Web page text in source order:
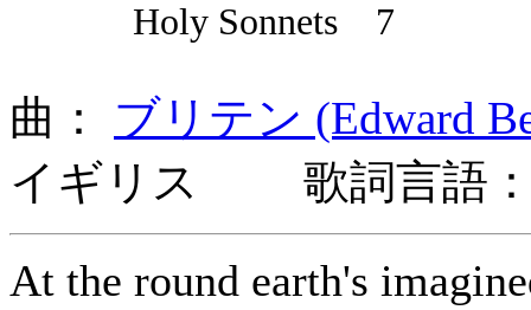
Holy Sonnets 7
曲： ブリテン (Edward
イギリス 歌詞言語：
At the round earth's